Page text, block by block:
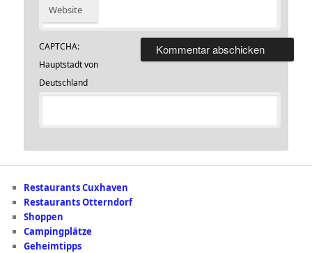
Website
CAPTCHA:
Hauptstadt von
Deutschland
Restaurants Cuxhaven
Restaurants Otterndorf
Shoppen
Campingplätze
Geheimtipps